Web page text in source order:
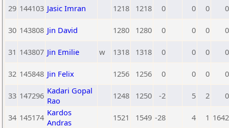
29 144103 Jasic Imran 1218 1218 0 0 0 0
30 143808 Jin David 1280 1280 0 0 0 0
31 143807 Jin Emilie w 1318 1318 0 0 0 0
32 145848 Jin Felix 1256 1256 0 0 0 0
33 147296 Kadari Gopal
Rao
1248 1250 -2 5 2 0
34 145174 Kardos
Andras
1521 1549 -28 4 1 1642